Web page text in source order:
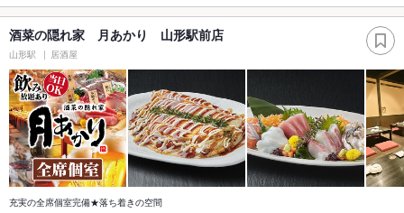
酒菜の隠れ家 月あかり 山形駅前店
山形駅 居酒屋
充実の全席個室完備★落ち着きの空間